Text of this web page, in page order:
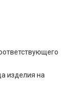
изделия на